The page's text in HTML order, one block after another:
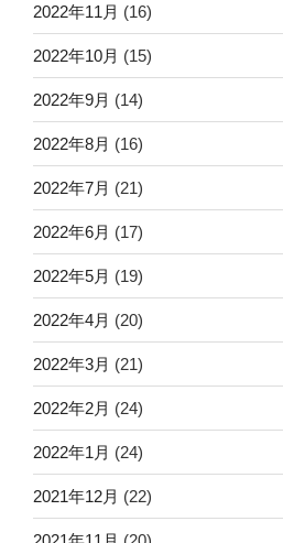
2022年11月 (16)
2022年10月 (15)
2022年9月 (14)
2022年8月 (16)
2022年7月 (21)
2022年6月 (17)
2022年5月 (19)
2022年4月 (20)
2022年3月 (21)
2022年2月 (24)
2022年1月 (24)
2021年12月 (22)